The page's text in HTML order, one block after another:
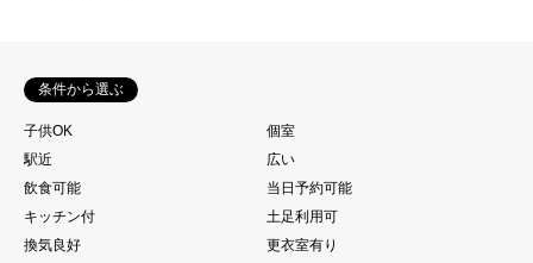
条件から選ぶ
子供OK
個室
駅近
広い
飲食可能
当日予約可能
キッチン付
土足利用可
換気良好
更衣室有り